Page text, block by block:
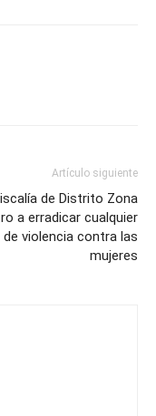
Artículo siguiente
de Distrito Zona
a erradicar cualquier
violencia contra las
mujeres